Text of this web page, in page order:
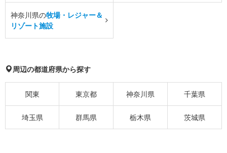
神奈川県の牧場・レジャー＆
リゾート施設
周辺の都道府県から探す
関東 東京都 神奈川県 千葉県
埼玉県 群馬県 栃木県 茨城県